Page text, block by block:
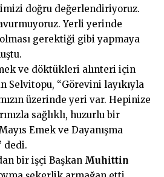
doğru değerlendiriyoruz.
Yerli yerinde
gerektiği gibi yapmaya
ve döktükleri alınteri için
Selvitopu, “Görevini layıkıyla
üzerinde yeri var. Hepinize
sağlıklı, huzurlu bir
Emek ve Dayanışma
dedi.
bir işçi Başkan Muhittin